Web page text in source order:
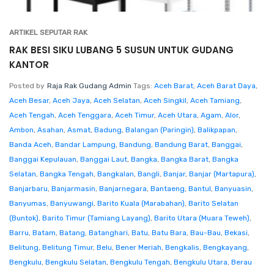
ARTIKEL SEPUTAR RAK
RAK BESI SIKU LUBANG 5 SUSUN UNTUK GUDANG
KANTOR
Posted by Raja Rak Gudang Admin Tags: Aceh Barat, Aceh Barat Daya,
Aceh Besar, Aceh Jaya, Aceh Selatan, Aceh Singkil, Aceh Tamiang,
Aceh Tengah, Aceh Tenggara, Aceh Timur, Aceh Utara, Agam, Alor,
Ambon, Asahan, Asmat, Badung, Balangan (Paringin), Balikpapan,
Banda Aceh, Bandar Lampung, Bandung, Bandung Barat, Banggai,
Banggai Kepulauan, Banggai Laut, Bangka, Bangka Barat, Bangka
Selatan, Bangka Tengah, Bangkalan, Bangli, Banjar, Banjar (Martapura),
Banjarbaru, Banjarmasin, Banjarnegara, Bantaeng, Bantul, Banyuasin,
Banyumas, Banyuwangi, Barito Kuala (Marabahan), Barito Selatan
(Buntok), Barito Timur (Tamiang Layang), Barito Utara (Muara Teweh),
Barru, Batam, Batang, Batanghari, Batu, Batu Bara, Bau-Bau, Bekasi,
Belitung, Belitung Timur, Belu, Bener Meriah, Bengkalis, Bengkayang,
Bengkulu, Bengkulu Selatan, Bengkulu Tengah, Bengkulu Utara, Berau